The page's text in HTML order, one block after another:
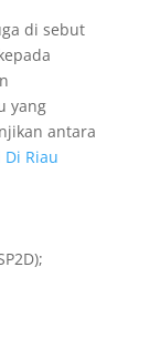
di sebut
yang
antara
Di Riau